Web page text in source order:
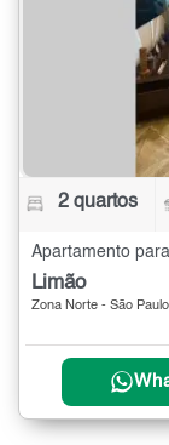
2 quartos
Apartamento
Limão
Zona Norte - São Paulo